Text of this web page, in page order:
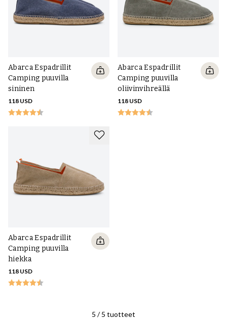
Abarca Espadrillit
Camping puuvilla
sininen
118 USD
Abarca Espadrillit
Camping puuvilla
oliivinvihreällä
118 USD
Abarca Espadrillit
Camping puuvilla
hiekka
118 USD
5 /5 tuotteet